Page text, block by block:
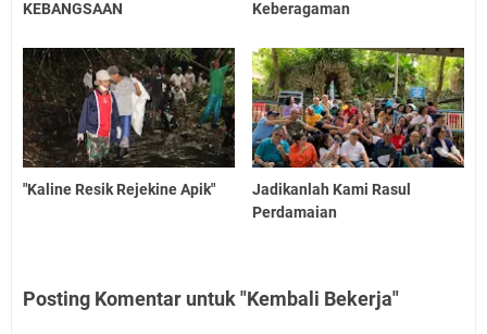
KEBANGSAAN Keberagaman
"Kaline Resik Rejekine Apik"
Jadikanlah Kami Rasul
Perdamaian
Posting Komentar untuk "Kembali Bekerja"